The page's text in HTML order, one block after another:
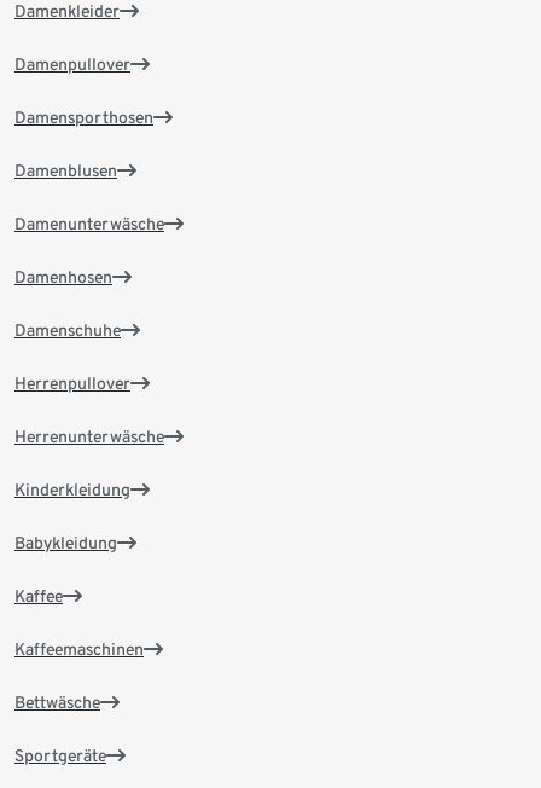
Damenkleider
Damenpullover
Damensporthosen
Damenblusen
Damenunterwäsche
Damenhosen
Damenschuhe
Herrenpullover
Herrenunterwäsche
Kinderkleidung
Babykleidung
Kaffee
Kaffeemaschinen
Bettwäsche
Sportgeräte